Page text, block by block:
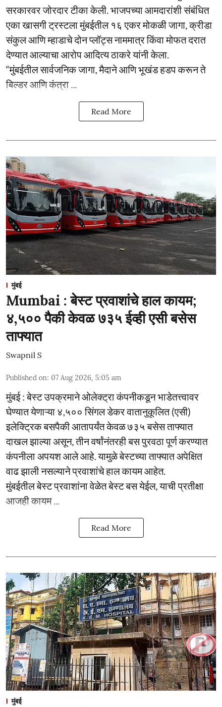
सरकारवर जोरदार टीका केली. भाजपच्या आमदारांशी संबंधित
एका खासगी ट्रस्टला मुंबईतील १६ एकर मोकळी जागा, क्रीडा
संकुल आणि म्हाडाचे दोन प्लॉट्स नाममात्र किंवा मोफत दरात
देण्यात आल्याचा आरोप आदित्य ठाकरे यांनी केला.
“मुंबईतील सार्वजनिक जागा, मैदाने आणि भूखंड हडप करून ते
बिल्डर आणि कंत्रा ...
Read More
मुंबई
Mumbai : बेस्ट प्रवाशांचे हाल कायम;
४,५०० पैकी केवळ ७३५ ईव्ही एसी बसेस
ताफ्यात
Swapnil S
Published on: 07 Aug 2026, 5:05 am
मुंबई : बेस्ट उपक्रमाने ओलेक्ट्रा कंपनीकडून भाडेतत्त्वावर
घेण्यात येणाऱ्या ४,५०० सिंगल डेकर वातानुकूलित (एसी)
इलेक्ट्रिक बसपैकी आतापर्यंत केवळ ७३५ बसेस ताफ्यात
दाखल झाल्या असून, तीन वर्षांनंतरही बस पुरवठा पूर्ण करण्यात
कंपनीला अपयश आले आहे. यामुळे बेस्टच्या ताफ्यात अपेक्षित
वाढ झाली नसल्याने प्रवाशांचे हाल कायम आहेत.
मुंबईतील बेस्ट प्रवाशांना वेळेत बेस्ट बस येईल, याची प्रतीक्षा
आजही कायम ...
Read More
मुंबई